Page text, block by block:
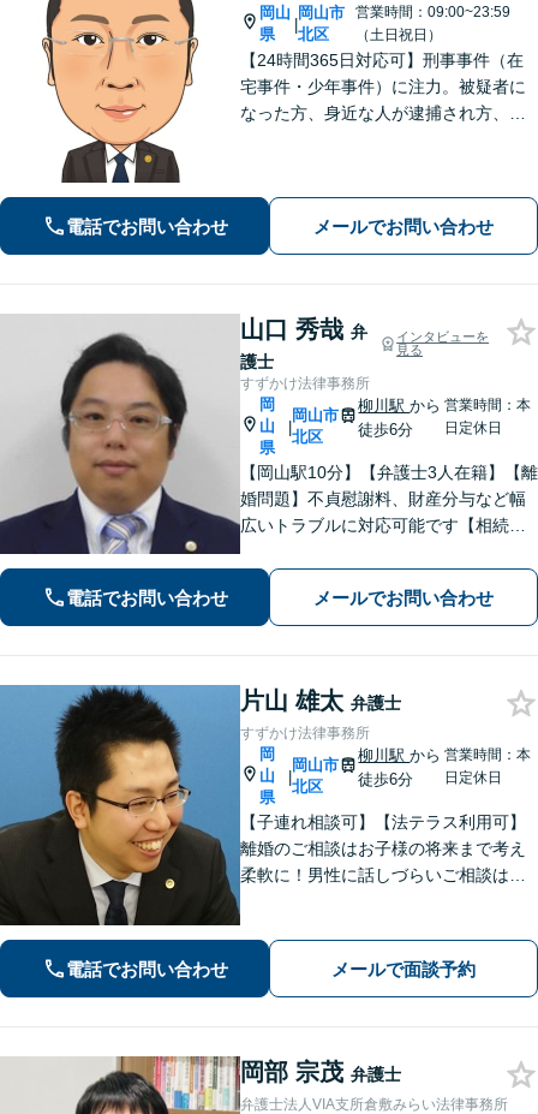
岡山
県
|
岡山市
北区
営業時間：09:00~23:59
（土日祝日）
【24時間365日対応可】刑事事件（在
宅事件・少年事件）に注力。被疑者に
なった方、身近な人が逮捕され方、す
電話でお問い合わせ メールでお問い合わせ
山口 秀哉 弁
護士
インタビューを
見る
すずかけ法律事務所
岡
山
県
|
岡山市
北区
柳川駅から
徒歩6分
営業時間：本
日定休日
【岡山駅10分】【弁護士3人在籍】【離
婚問題】不貞慰謝料、財産分与など幅
広いトラブルに対応可能です【相続問
判」「代理人としての交渉」などお任
せください【交通事故】「軽微な事
故」から「重大な事故」まで対応
電話でお問い合わせ メールでお問い合わせ
片山 雄太 弁護士
すずかけ法律事務所
岡
山
県
|
岡山市
北区
柳川駅から
徒歩6分
営業時間：本
日定休日
【子連れ相談可】【法テラス利用可】
離婚のご相談はお子様の将来まで考え
柔軟に！男性に話しづらいご相談は女
と連携してきめ細やかに対応【注力分
野初回相談無料】【WEB面談可】
電話でお問い合わせ メールで面談予約
岡部 宗茂 弁護士
弁護士法人VIA支所倉敷みらい法律事務所